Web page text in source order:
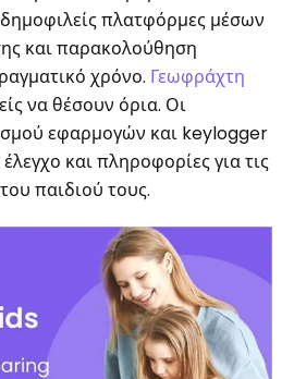
πλατφόρμες μέσων
και παρακολούθηση
χρόνο. Γεωφράχτη
να θέσουν όρια. Οι
εφαρμογών και keylogger
και πληροφορίες για τις
παιδιού τους.